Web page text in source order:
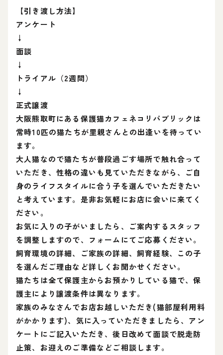
【引き渡し方法】
アンケート
↓
面談
↓
トライアル（2週間）
↓
正式譲渡
大阪熊取町にある保護猫カフェネコリパブリックは
常時10匹の猫たちが里親さんとの出逢いを待ってい
ます。
大人猫なので猫たちが普段過ごす場所で触れ合って
いただき、性格の違いも見ていただきながら、ご自
身のライフスタイルに合う子を選んでいただきたい
と考えています。是非お気軽にお店に会いに来てく
ださい。
お気に入りの子がいましたら、ご案内するスタッフ
を調整しますので、フォームにてご応募ください。
飼育環境の詳細、ご家族の詳細、飼育経験、この子
を選んだご理由など詳しくお聞かせください。
猫たちは全て保護主からお預かりしている猫で、保
護主により譲渡条件は異なります。
家族のみなさんでお店お越しいただき(猫部屋利用料
がかかります)、気に入っていただきましたら、アン
ケートにご記入いただき、後日改めて面談で脱走防
止策、お迎えのご準備などご相談します。